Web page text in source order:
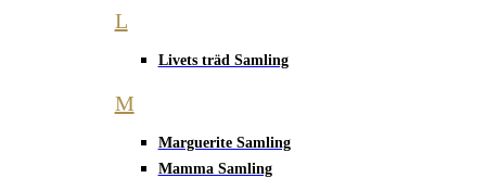
L
Livets träd Samling
M
Marguerite Samling
Mamma Samling